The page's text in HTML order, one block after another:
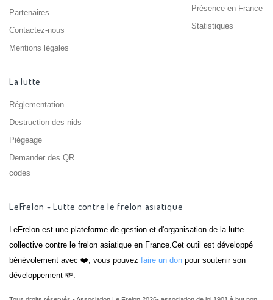
Partenaires
Contactez-nous
Mentions légales
Présence en France
Statistiques
La lutte
Réglementation
Destruction des nids
Piégeage
Demander des QR
codes
LeFrelon - Lutte contre le frelon asiatique
LeFrelon est une plateforme de gestion et d'organisation de la lutte
collective contre le frelon asiatique en France.Cet outil est développé
bénévolement avec ❤️, vous pouvez faire un don pour soutenir son
développement 💸.